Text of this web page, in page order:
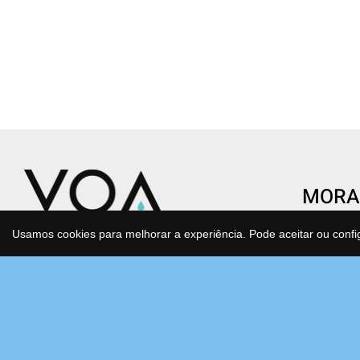
Transforme o gesto de beber água
Usamos cookies para melhorar a experiência. Pode aceitar ou